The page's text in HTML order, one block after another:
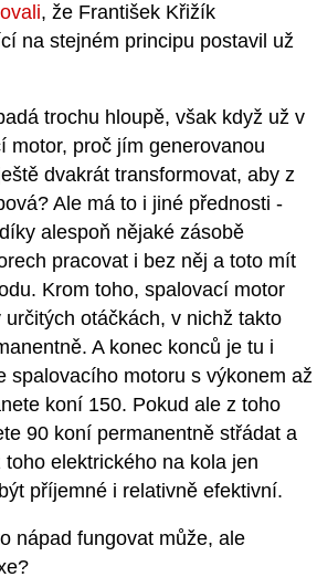
, že František Křižík
na stejném principu postavil už
trochu hloupě, však když už v
motor, proč jím generovanou
dvakrát transformovat, aby z
Ale má to i jiné přednosti -
alespoň nějaké zásobě
pracovat i bez něj a toto mít
Krom toho, spalovací motor
otáčkách, v nichž takto
A konec konců je tu i
spalovacího motoru s výkonem až
koní 150. Pokud ale z toho
90 koní permanentně střádat a
elektrického na kola jen
příjemné i relativně efektivní.
nápad fungovat může, ale